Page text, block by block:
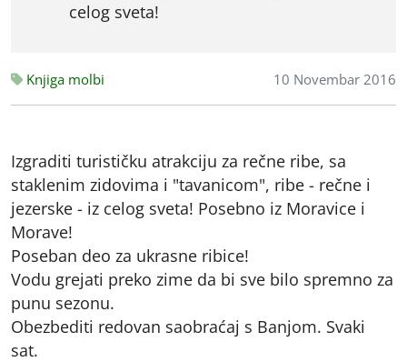
celog sveta!
Knjiga molbi 10 Novembar 2016
Izgraditi turističku atrakciju za rečne ribe, sa
staklenim zidovima i "tavanicom", ribe - rečne i
jezerske - iz celog sveta! Posebno iz Moravice i
Morave!
Poseban deo za ukrasne ribice!
Vodu grejati preko zime da bi sve bilo spremno za
punu sezonu.
Obezbediti redovan saobraćaj s Banjom. Svaki
sat.